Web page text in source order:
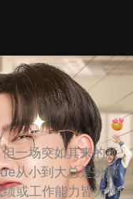
一场突如其来的意
从小到大总是扮演
或工作能力皆无特